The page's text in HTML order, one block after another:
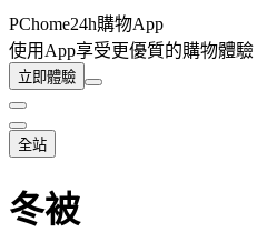
PChome24h購物App
使用App享受更優質的購物體驗
立即體驗
全站
冬被